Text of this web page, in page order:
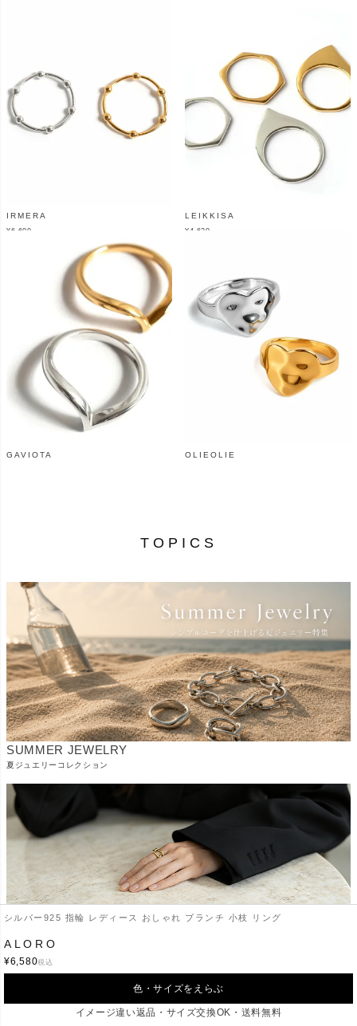
シルバー925 指輪 レディース おしゃれ ブランチ 小枝 リング
ALORO
¥6,580税込
色・サイズをえらぶ
イメージ違い返品・サイズ交換OK・送料無料
IRMERA
¥6,600
LEIKKISA
¥ 4,620
GAVIOTA OLIEOLIE
TOPICS
SUMMER JEWELRY
夏ジュエリーコレクション
READY TO SHIP COLLECTION
在庫あり 即納商品